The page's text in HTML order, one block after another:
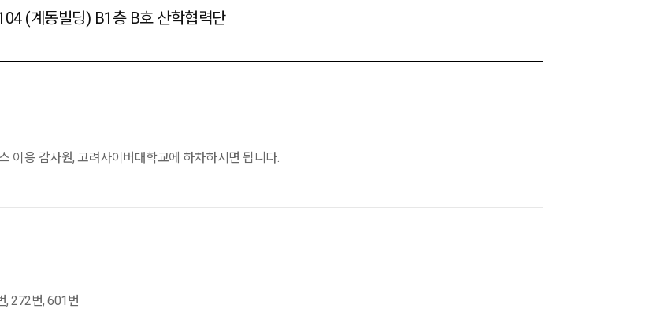
(계동빌딩) B1층 B호 산학협력단
이용 감사원, 고려사이버대학교에 하차하시면 됩니다.
, 272번, 601번